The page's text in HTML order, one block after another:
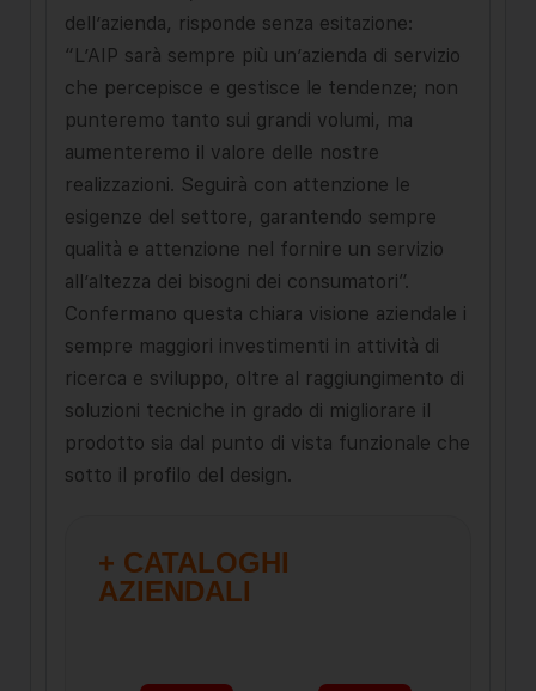
dell’azienda, risponde senza esitazione:
“L’AIP sarà sempre più un’azienda di servizio
che percepisce e gestisce le tendenze; non
punteremo tanto sui grandi volumi, ma
aumenteremo il valore delle nostre
realizzazioni. Seguirà con attenzione le
esigenze del settore, garantendo sempre
qualità e attenzione nel fornire un servizio
all’altezza dei bisogni dei consumatori”.
Confermano questa chiara visione aziendale i
sempre maggiori investimenti in attività di
ricerca e sviluppo, oltre al raggiungimento di
soluzioni tecniche in grado di migliorare il
prodotto sia dal punto di vista funzionale che
sotto il profilo del design.
+ CATALOGHI
AZIENDALI